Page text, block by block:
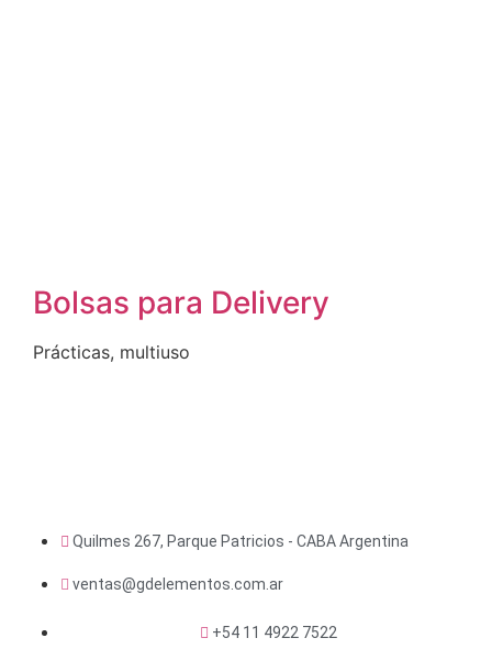
Bolsas para Delivery
Prácticas, multiuso
Quilmes 267, Parque Patricios - CABA Argentina
ventas@gdelementos.com.ar
+54 11 4922 7522